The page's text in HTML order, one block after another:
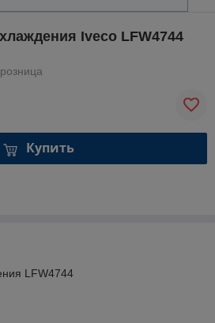
Iveco LFW4744
Купить
LFW4744